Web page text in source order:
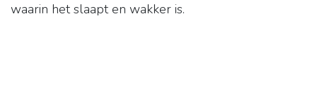
waarin het slaapt en wakker is.